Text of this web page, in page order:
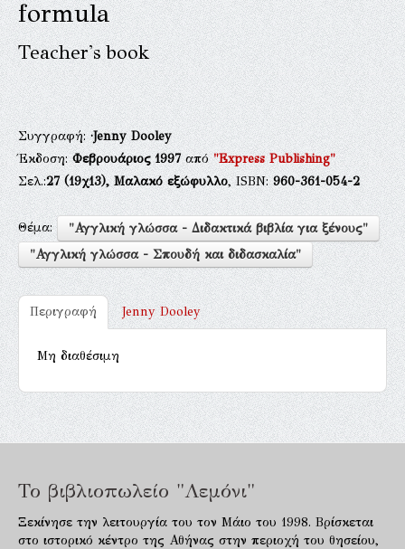
formula
Teacher's book
Συγγραφή:·Jenny Dooley
Έκδοση:Φεβρουάριος 1997από"Express Publishing"
Σελ.:27(19χ13), Μαλακό εξώφυλλο, ISBN:960-361-054-2
Θέμα:
"Αγγλική γλώσσα - Διδακτικά βιβλία για ξένους"
"Αγγλική γλώσσα - Σπουδή και διδασκαλία"
Περιγραφή Jenny Dooley
Μη διαθέσιμη
Το βιβλιοπωλείο "Λεμόνι"
Ξεκίνησε την λειτουργία του τον Μάιο του 1998. Βρίσκεται
στο ιστορικό κέντρο της Αθήνας στην περιοχή του θησείου,